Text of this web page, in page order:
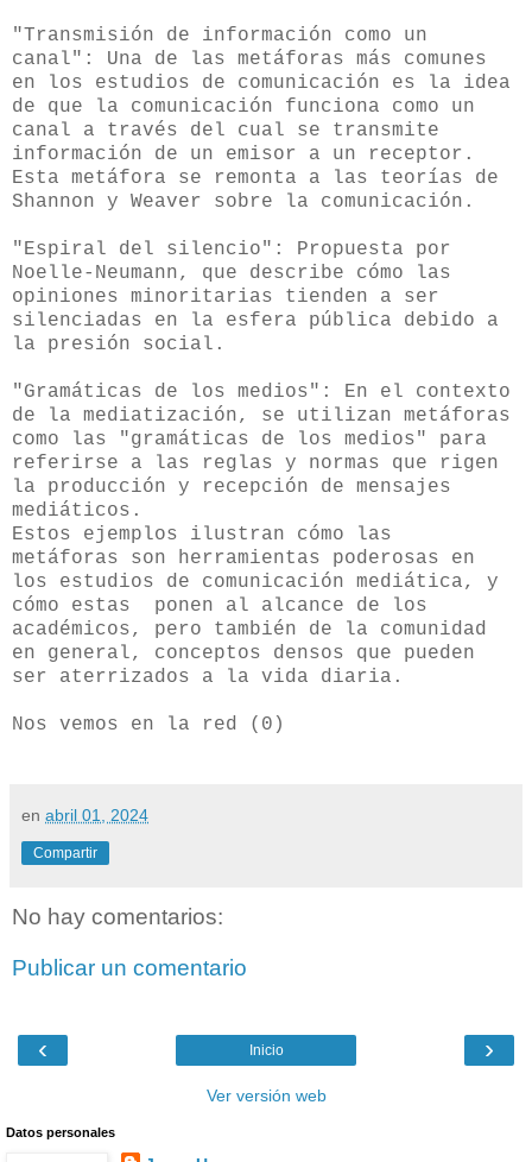
"Transmisión de información como un
canal": Una de las metáforas más comunes
en los estudios de comunicación es la idea
de que la comunicación funciona como un
canal a través del cual se transmite
información de un emisor a un receptor.
Esta metáfora se remonta a las teorías de
Shannon y Weaver sobre la comunicación.
"Espiral del silencio": Propuesta por
Noelle-Neumann, que describe cómo las
opiniones minoritarias tienden a ser
silenciadas en la esfera pública debido a
la presión social.
"Gramáticas de los medios": En el contexto
de la mediatización, se utilizan metáforas
como las "gramáticas de los medios" para
referirse a las reglas y normas que rigen
la producción y recepción de mensajes
mediáticos.
Estos ejemplos ilustran cómo las
metáforas son herramientas poderosas en
los estudios de comunicación mediática, y
cómo estas ponen al alcance de los
académicos, pero también de la comunidad
en general, conceptos densos que pueden
ser aterrizados a la vida diaria.
Nos vemos en la red (0)
en abril 01, 2024
Compartir
No hay comentarios:
Publicar un comentario
‹ ›
Inicio
Ver versión web
Datos personales